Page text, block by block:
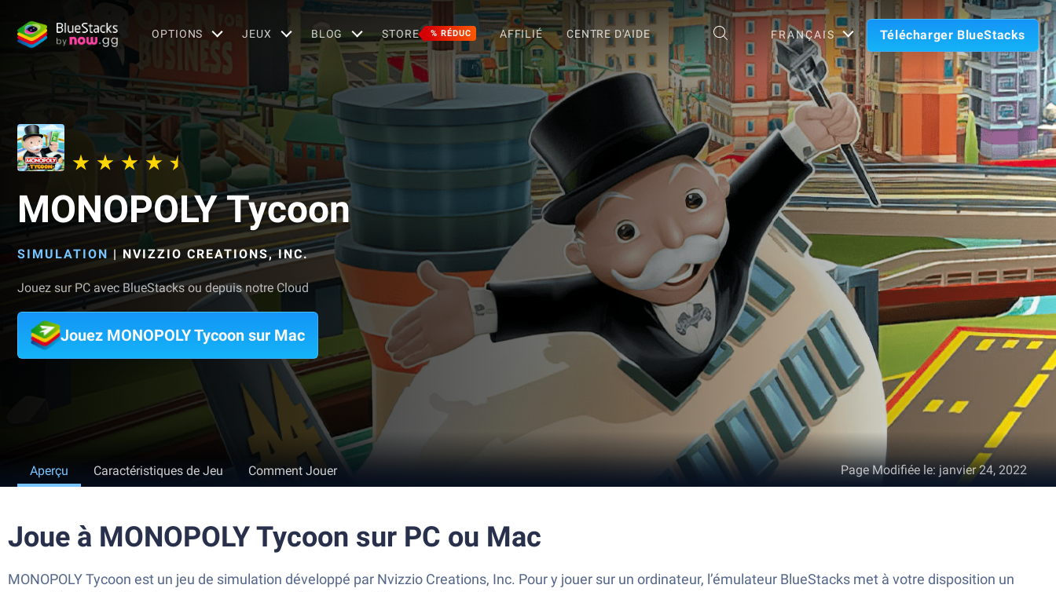
OPTIONS JEUX BLOG STORE % RÉDUC AFFILIÉ CENTRE D'AIDE FRANÇAIS Télécharger BlueStacks
MONOPOLY Tycoon
SIMULATION | NVIZZIO CREATIONS, INC.
Jouez sur PC avec BlueStacks ou depuis notre Cloud
Jouez MONOPOLY Tycoon sur Mac
Aperçu Caractéristiques de Jeu Comment Jouer Page Modifiée le: janvier 24, 2022
Joue à MONOPOLY Tycoon sur PC ou Mac
MONOPOLY Tycoon est un jeu de simulation développé par Nvizzio Creations, Inc. Pour y jouer sur un ordinateur, l’émulateur BlueStacks met à votre disposition un